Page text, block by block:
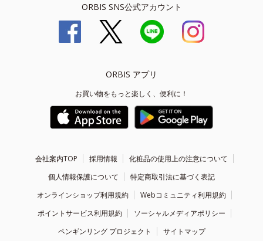
ORBIS SNS公式アカウント
ORBIS アプリ
お買い物をもっと楽しく、便利に！
会社案内TOP 採用情報
化粧品の使用上の注意について
個人情報保護について
特定商取引法に基づく表記
オンラインショップ利用規約
Webコミュニティ利用規約
ポイントサービス利用規約
ソーシャルメディアポリシー
ペンギンリング プロジェクト
サイトマップ